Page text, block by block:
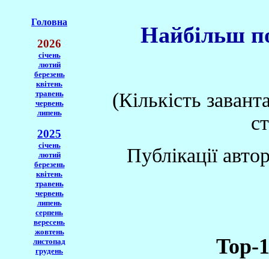
Головна
2026
січень
лютий
березень
квітень
травень
червень
липень
2025
січень
лютий
березень
квітень
травень
червень
липень
серпень
вересень
жовтень
листопад
грудень
Найбільш
(Кількість
Публікації
Top-